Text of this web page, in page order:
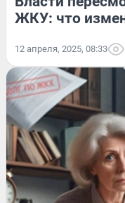
ЖКУ: что
12 апреля, 2025, 08:33